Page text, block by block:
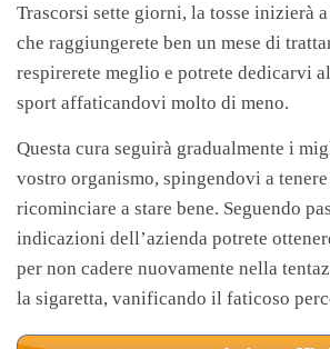
Trascorsi sette giorni, la tosse inizierà
che raggiungerete ben un mese di
respirerete meglio e potrete dedicarvi
sport affaticandovi molto di meno.
Questa cura seguirà gradualmente i
vostro organismo, spingendovi a
ricominciare a stare bene. Seguendo
indicazioni dell’azienda potrete
per non cadere nuovamente nella
la sigaretta, vanificando il faticoso